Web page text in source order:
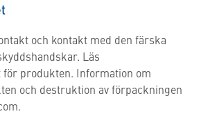
och kontakt med den färska
Läs
för produkten. Information om
och destruktion av förpackningen